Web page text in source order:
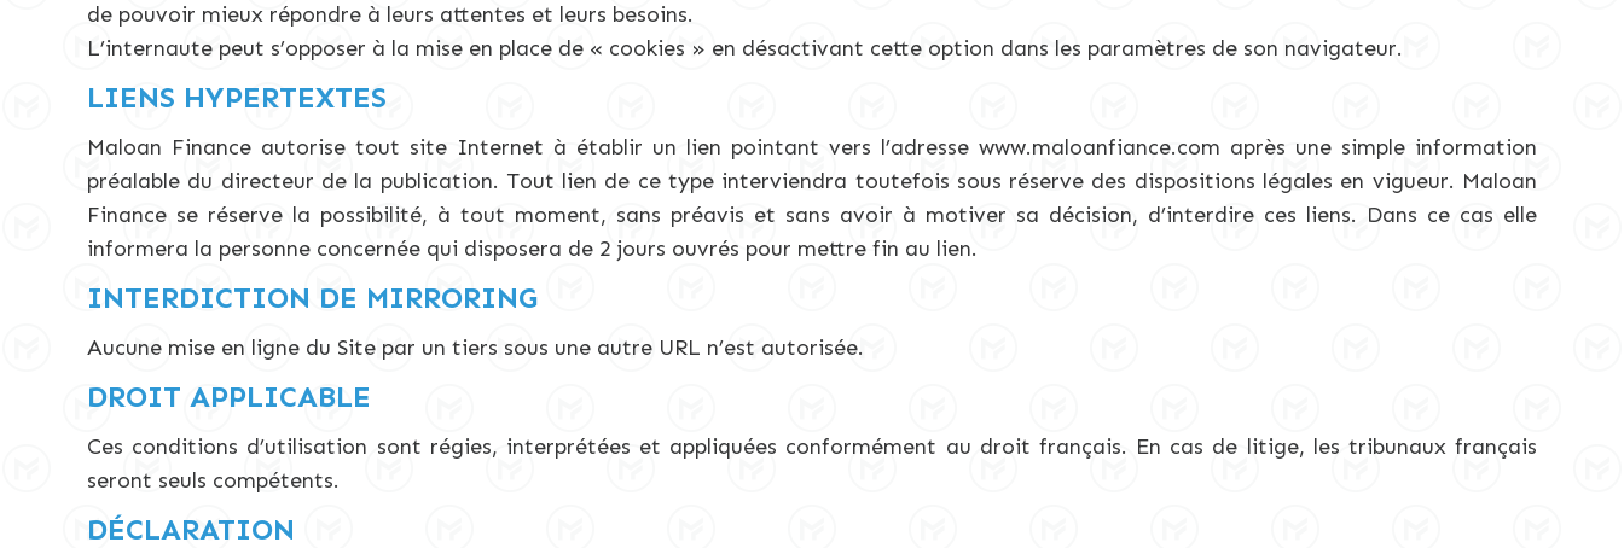
de pouvoir mieux répondre à leurs attentes et leurs besoins.
L’internaute peut s’opposer à la mise en place de « cookies » en désactivant cette option dans les paramètres de son navigateur.
LIENS HYPERTEXTES
Maloan Finance autorise tout site Internet à établir un lien pointant vers l’adresse www.maloanfiance.com après une simple information
préalable du directeur de la publication. Tout lien de ce type interviendra toutefois sous réserve des dispositions légales en vigueur. Maloan
Finance se réserve la possibilité, à tout moment, sans préavis et sans avoir à motiver sa décision, d’interdire ces liens. Dans ce cas elle
informera la personne concernée qui disposera de 2 jours ouvrés pour mettre fin au lien.
INTERDICTION DE MIRRORING
Aucune mise en ligne du Site par un tiers sous une autre URL n’est autorisée.
DROIT APPLICABLE
Ces conditions d’utilisation sont régies, interprétées et appliquées conformément au droit français. En cas de litige, les tribunaux français
seront seuls compétents.
DÉCLARATION